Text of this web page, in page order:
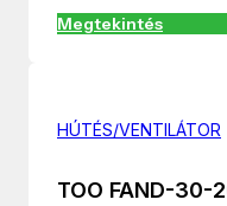
Megtekintés
HÚTÉS/VENTILÁTOR
TOO FAND-